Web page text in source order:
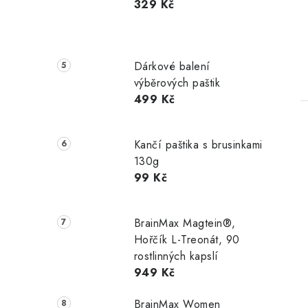
329 Kč
Dárkové balení
výběrových paštik
499 Kč
Kančí paštika s brusinkami
130g
99 Kč
BrainMax Magtein®,
Hořčík L-Treonát, 90
rostlinných kapslí
949 Kč
BrainMax Women